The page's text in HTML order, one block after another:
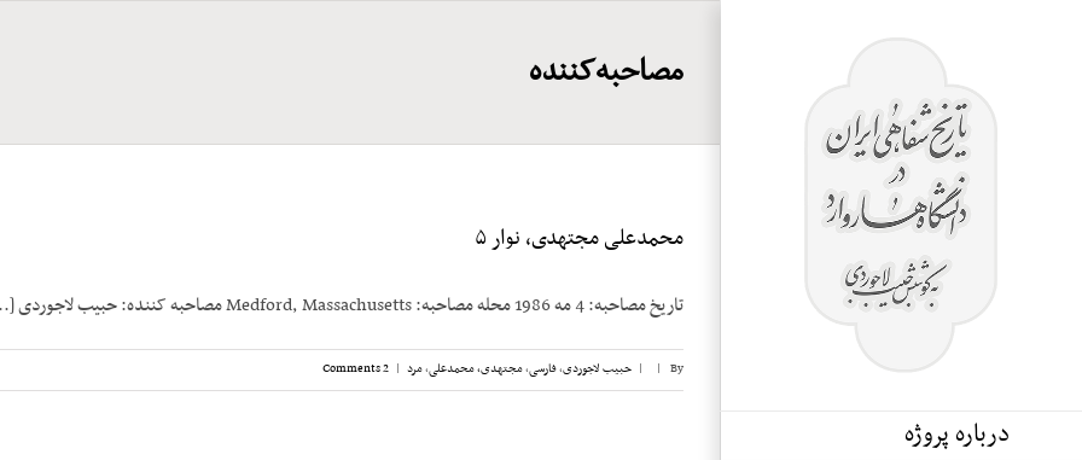
درباره پروژه
مصاحبه‌کننده
محمدعلی مجتهدی، نوار ۵
تاریخ مصاحبه: 4 مه 1986 محله مصاحبه: Medford, Massachusetts مصاحبه کننده: حبیب لاجوردی [...]
By
|
| حبیب لاجوردی,فارسی,مجتهدی، محمدعلی,مرد |
2 Comments